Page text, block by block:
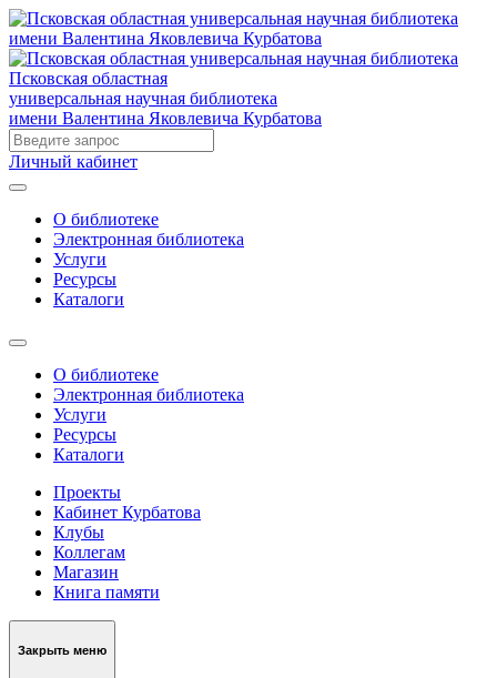
Псковская областная
универсальная научная библиотека
имени Валентина Яковлевича Курбатова
Личный кабинет
О библиотеке
Электронная библиотека
Услуги
Ресурсы
Каталоги
О библиотеке
Электронная библиотека
Услуги
Ресурсы
Каталоги
Проекты
Кабинет Курбатова
Клубы
Коллегам
Магазин
Книга памяти
Закрыть меню